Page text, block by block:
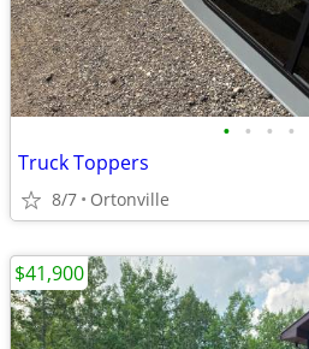
• • • •
Truck Toppers
8/7 Ortonville
$41,900